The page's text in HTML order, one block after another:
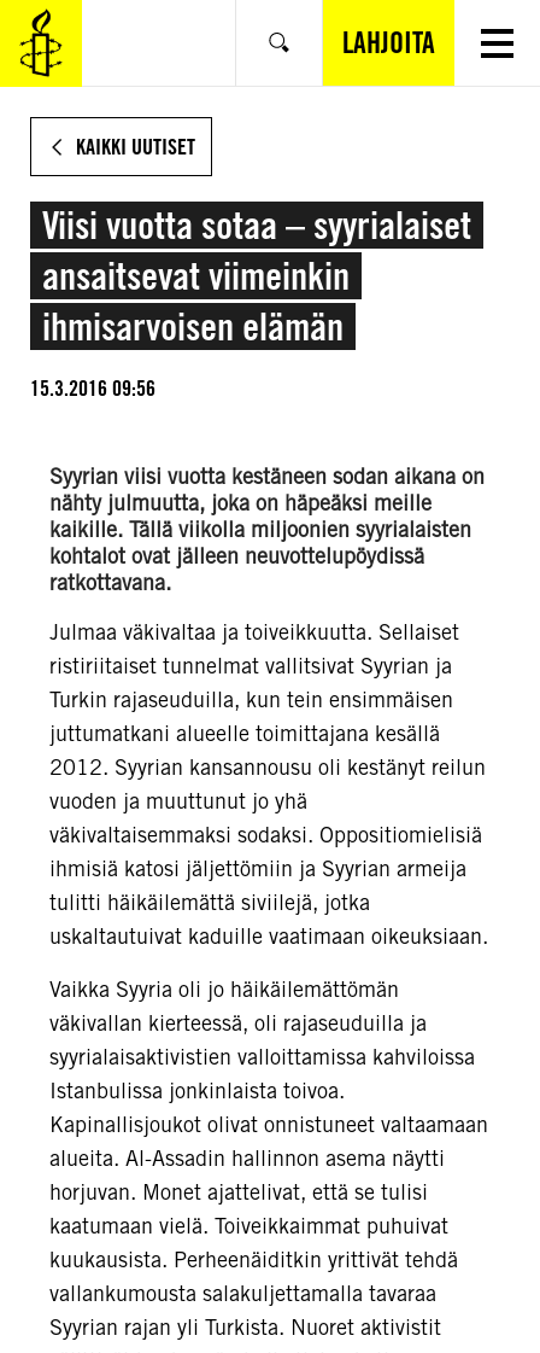
SIIRRY
VARSINAISEEN
SISÄLTÖÖN
Hae LAHJOITA
KAIKKI UUTISET
Viisi vuotta sotaa – syyrialaiset
ansaitsevat viimeinkin
ihmisarvoisen elämän
15.3.2016 09:56
Syyrian viisi vuotta kestäneen sodan aikana on
nähty julmuutta, joka on häpeäksi meille
kaikille. Tällä viikolla miljoonien syyrialaisten
kohtalot ovat jälleen neuvottelupöydissä
ratkottavana.
Julmaa väkivaltaa ja toiveikkuutta. Sellaiset
ristiriitaiset tunnelmat vallitsivat Syyrian ja
Turkin rajaseuduilla, kun tein ensimmäisen
juttumatkani alueelle toimittajana kesällä
2012. Syyrian kansannousu oli kestänyt reilun
vuoden ja muuttunut jo yhä
väkivaltaisemmaksi sodaksi. Oppositiomielisiä
ihmisiä katosi jäljettömiin ja Syyrian armeija
tulitti häikäilemättä siviilejä, jotka
uskaltautuivat kaduille vaatimaan oikeuksiaan.
Vaikka Syyria oli jo häikäilemättömän
väkivallan kierteessä, oli rajaseuduilla ja
syyrialaisaktivistien valloittamissa kahviloissa
Istanbulissa jonkinlaista toivoa.
Kapinallisjoukot olivat onnistuneet valtaamaan
alueita. Al-Assadin hallinnon asema näytti
horjuvan. Monet ajattelivat, että se tulisi
kaatumaan vielä. Toiveikkaimmat puhuivat
kuukausista. Perheenäiditkin yrittivät tehdä
vallankumousta salakuljettamalla tavaraa
Syyrian rajan yli Turkista. Nuoret aktivistit